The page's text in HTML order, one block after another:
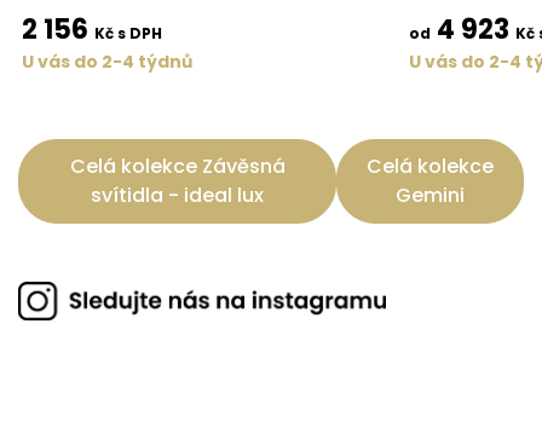
2 156 Kč s DPH
U vás do 2-4 týdnů
od 4 923 Kč
U vás do 2-4
Celá kolekce Závěsná
svítidla - ideal lux
Celá kolekce
Gemini